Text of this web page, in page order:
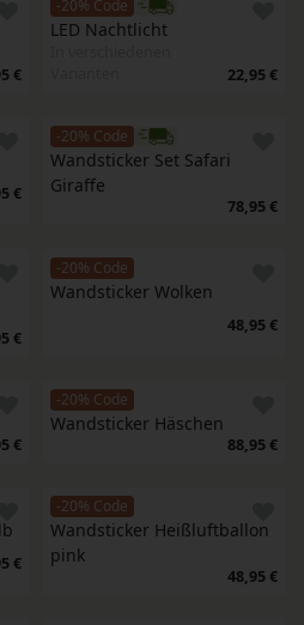
€
-20% Code
LED Nachtlicht
22,95 €
€
-20% Code
Wandsticker Set Safari
Giraffe
78,95 €
€
-20% Code
Wandsticker Wolken
48,95 €
€
-20% Code
Wandsticker Häschen
88,95 €
€
-20% Code
Wandsticker Heißluftballon
pink
48,95 €